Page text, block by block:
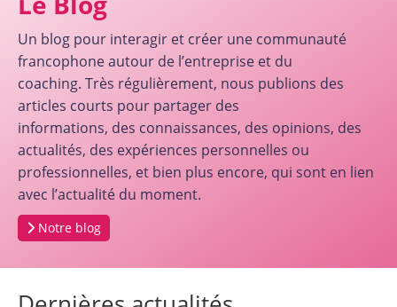
Un blog pour interagir et créer une communauté
francophone autour de l’entreprise et du
coaching. Très régulièrement, nous publions des
articles courts pour partager des
informations, des connaissances, des opinions, des
actualités, des expériences personnelles ou
professionnelles, et bien plus encore, qui sont en lien
avec l’actualité du moment.
Notre blog